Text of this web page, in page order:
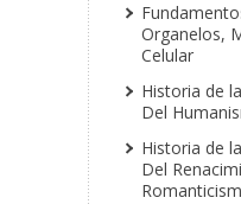
Organelos,
Celular
Historia de
Del
Historia de
Del